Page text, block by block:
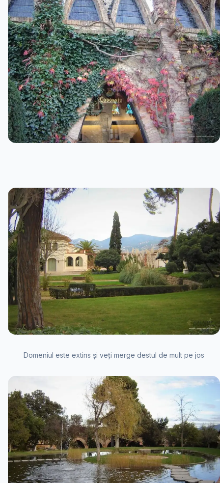
Domeniul este extins și veți merge destul de mult pe jos